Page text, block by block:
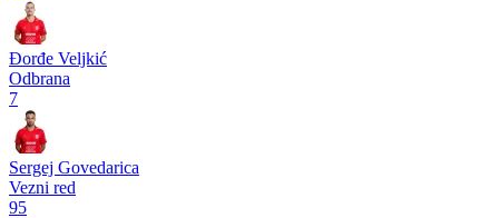
Đorđe Veljkić
Odbrana
7
Sergej Govedarica
Vezni red
95